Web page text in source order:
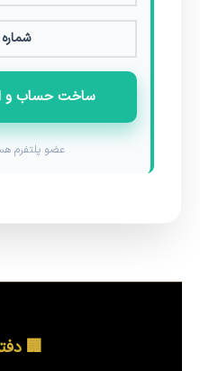
ساخت حساب و
عضو پلتفرم
🏢